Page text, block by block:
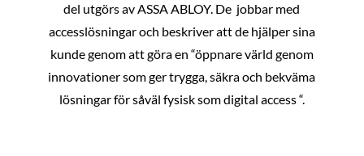
del utgörs av ASSA ABLOY. De jobbar med
accesslösningar och beskriver att de hjälper sina
kunde genom att göra en “öppnare värld genom
innovationer som ger trygga, säkra och bekväma
lösningar för såväl fysisk som digital access “.